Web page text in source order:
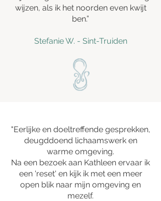
wijzen, als ik het noorden even kwijt
ben.”
Stefanie W. - Sint-Truiden
"Eerlijke en doeltreffende gesprekken,
deugddoend lichaamswerk en
warme omgeving.
Na een bezoek aan Kathleen ervaar ik
een 'reset' en kijk ik met een meer
open blik naar mijn omgeving en
mezelf.